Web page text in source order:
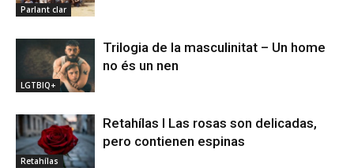
Parlant clar
LGTBIQ+
Trilogia de la masculinitat – Un home
no és un nen
Retahílas
Retahílas l Las rosas son delicadas,
pero contienen espinas